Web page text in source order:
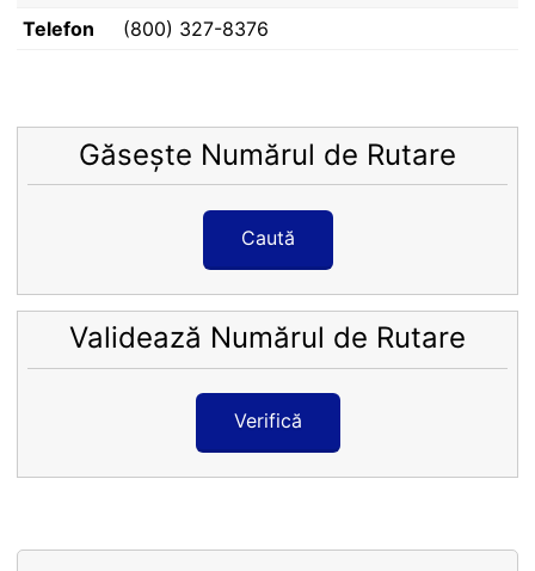
Telefon
(800) 327-8376
Găsește Numărul de Rutare
Caută
Validează Numărul de Rutare
Verifică